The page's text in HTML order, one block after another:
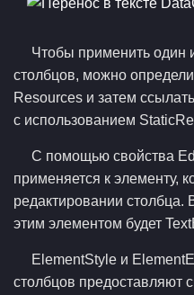
Чтобы применить один
столбцов, можно
Resources и затем
с использованием
С помощью свойства
применяется к элементу,
редактировании столбца.
этим элементом будет
ElementStyle и
столбцов предоставляют